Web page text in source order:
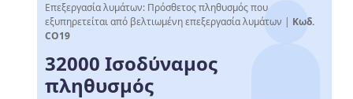
Επεξεργασία λυμάτων: Πρόσθετος πληθυσμός που
εξυπηρετείται από βελτιωμένη επεξεργασία λυμάτων | Κωδ.
CO19
32000 Ισοδύναμος
πληθυσμός